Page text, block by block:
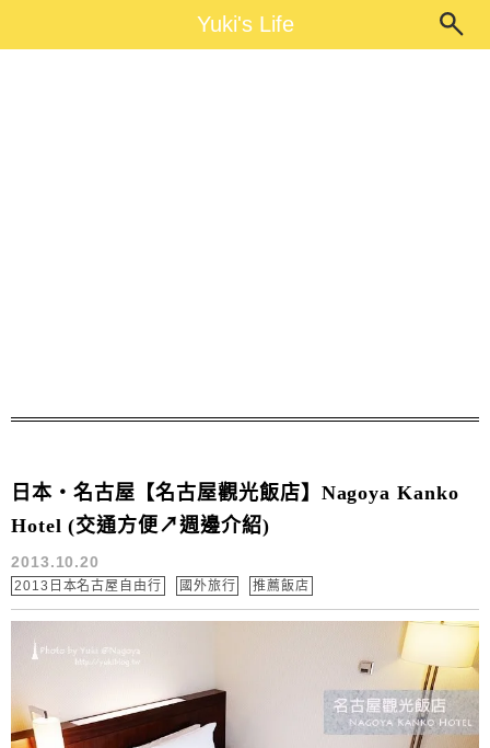
Yuki's LifeYuki's Life
日本‧名古屋【名古屋觀光飯店】Nagoya Kanko
Hotel (交通方便↗週邊介紹)
2013.10.20
2013日本名古屋自由行 國外旅行 推薦飯店